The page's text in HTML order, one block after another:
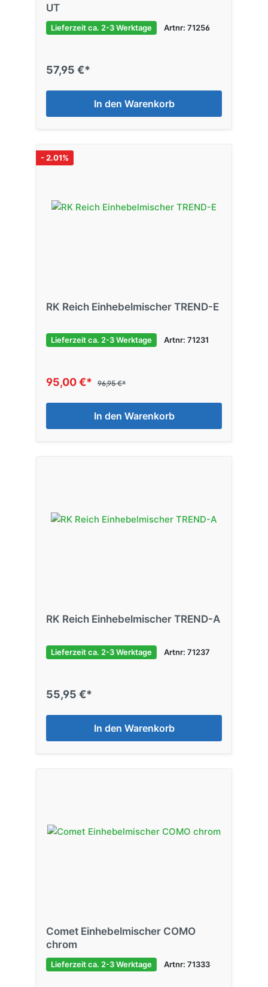
UT
Lieferzeit ca. 2-3 Werktage Artnr: 71256
57,95 €*
In den Warenkorb
- 2.01%
RK Reich Einhebelmischer TREND-E
Lieferzeit ca. 2-3 Werktage Artnr: 71231
95,00 €* 96,95 €*
In den Warenkorb
RK Reich Einhebelmischer TREND-A
Lieferzeit ca. 2-3 Werktage Artnr: 71237
55,95 €*
In den Warenkorb
Comet Einhebelmischer COMO
chrom
Lieferzeit ca. 2-3 Werktage Artnr: 71333